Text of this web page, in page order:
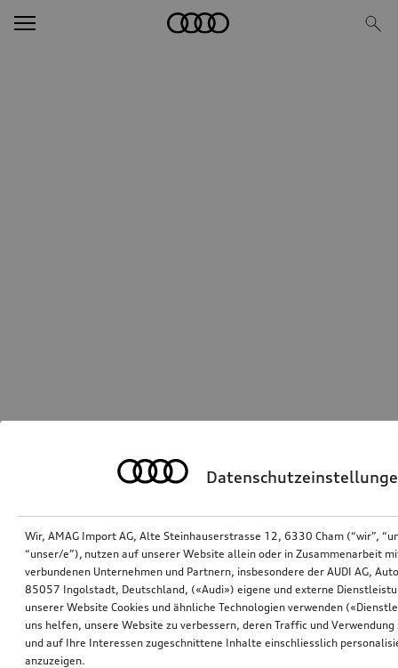
Wir, AMAG Import AG, Alte Steinhauserstrasse 12, 6330 Cham (“wir”,
“unser/e”), nutzen auf unserer Website allein oder in Zusammenarbeit
verbundenen Unternehmen und Partnern, insbesondere der AUDI AG,
85057 Ingolstadt, Deutschland, («Audi») eigene und externe
unserer Website Cookies und ähnliche Technologien verwenden
uns helfen, unsere Website zu verbessern, deren Traffic und Verwendung
und auf Ihre Interessen zugeschnittene Inhalte einschliesslich
anzuzeigen.